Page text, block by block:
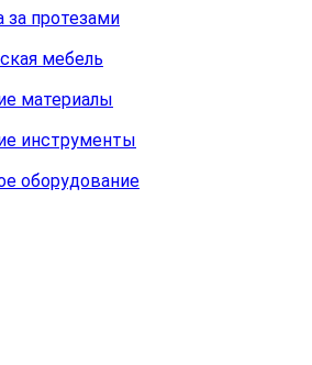
за протезами
мебель
материалы
инструменты
оборудование